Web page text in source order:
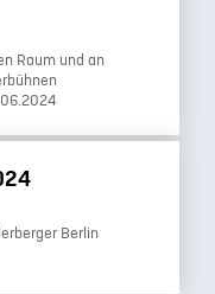
Raum und an
Berlin